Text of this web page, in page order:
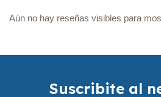
Aún no hay reseñas visibles para
Suscribite al